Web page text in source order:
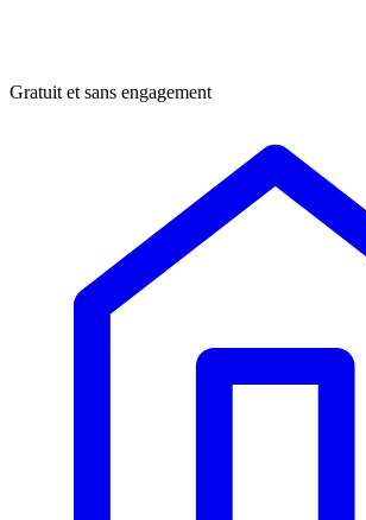
Gratuit et sans engagement